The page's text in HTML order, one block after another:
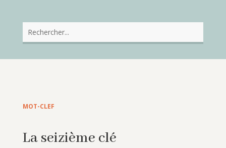
MOT-CLEF
La seizième clé